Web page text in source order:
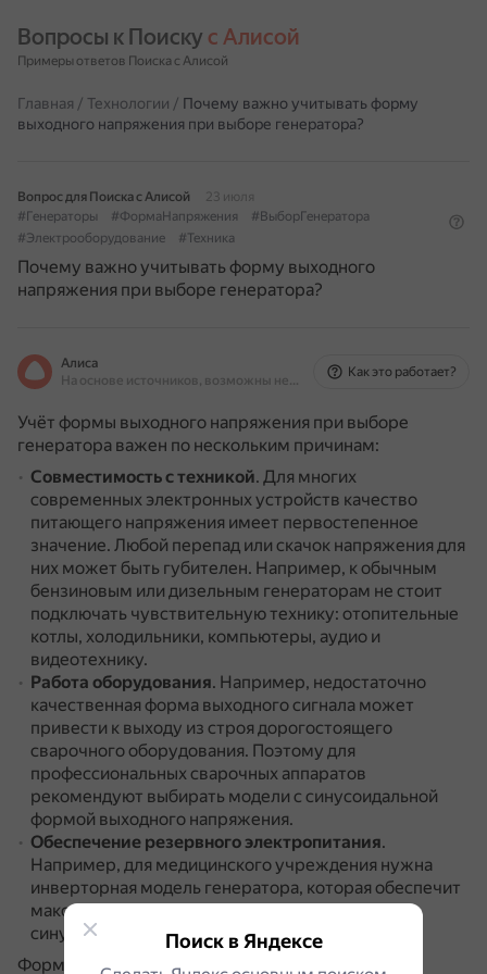
Вопросы к Поиску с Алисой
Примеры ответов Поиска с Алисой
Главная / Технологии / Почему важно учитывать форму
выходного напряжения при выборе генератора?
Вопрос для Поиска с Алисой
23 июля
#Генераторы
#ФормаНапряжения
#ВыборГенератора
#Электрооборудование
#Техника
Почему важно учитывать форму выходного
напряжения при выборе генератора?
Алиса
На основе источников, возможны неточности
Как это работает?
Учёт формы выходного напряжения при выборе
генератора важен по нескольким причинам:
Совместимость с техникой. Для многих
современных электронных устройств качество
питающего напряжения имеет первостепенное
значение. Любой перепад или скачок напряжения для
них может быть губителен. Например, к обычным
бензиновым или дизельным генераторам не стоит
подключать чувствительную технику: отопительные
котлы, холодильники, компьютеры, аудио и
видеотехнику.
Работа оборудования. Например, недостаточно
качественная форма выходного сигнала может
привести к выходу из строя дорогостоящего
сварочного оборудования. Поэтому для
профессиональных сварочных аппаратов
рекомендуют выбирать модели с синусоидальной
формой выходного напряжения.
Обеспечение резервного электропитания.
Например, для медицинского учреждения нужна
инверторная модель генератора, которая обеспечит
максимально ровную немодифицированную
синусоиду.
Форма выходного напряжения зависит от многих
Поиск в Яндексе